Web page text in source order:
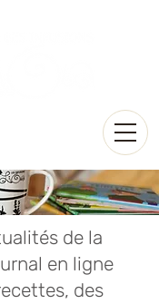
de la
en ligne
des